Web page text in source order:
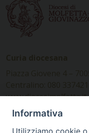
www.diocesimolfetta.it
Informativa